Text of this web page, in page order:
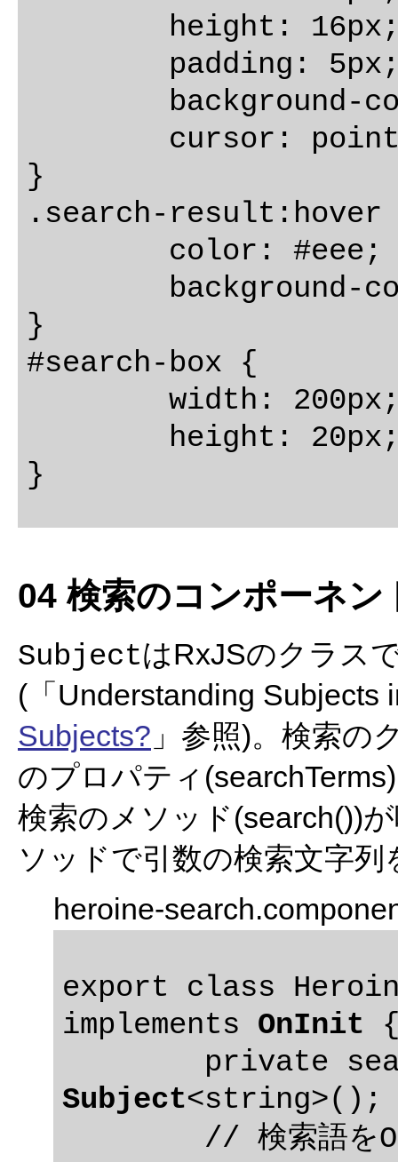
}
.search-
}
#search-box {
04 検索のコンポーネ
SubjectはRxJSのクラス
(「Understanding Subjects
Subjects? 」参照)。検索の
のプロパティ
検索のメソッド(search())
ソッドで引数の検索文字
heroine-
export class
implements OnInit
Subject<string>();